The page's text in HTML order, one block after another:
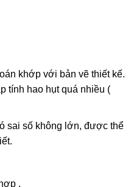
khớp với bản vẽ thiết kế.
tính hao hụt quá nhiều (
sai số không lớn, được thể
.